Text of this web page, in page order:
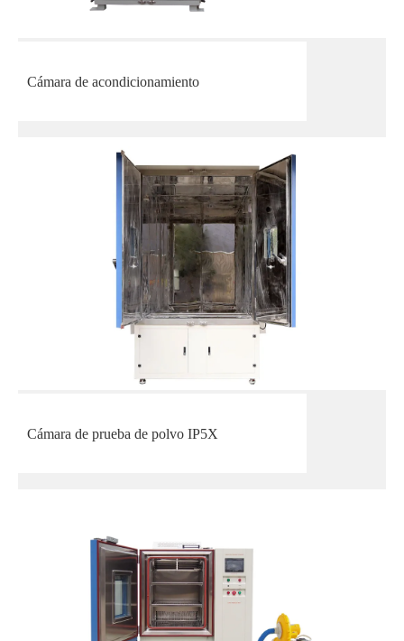
Cámara de acondicionamiento
Cámara de prueba de polvo IP5X